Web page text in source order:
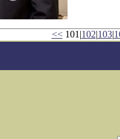
<<101|102|103|